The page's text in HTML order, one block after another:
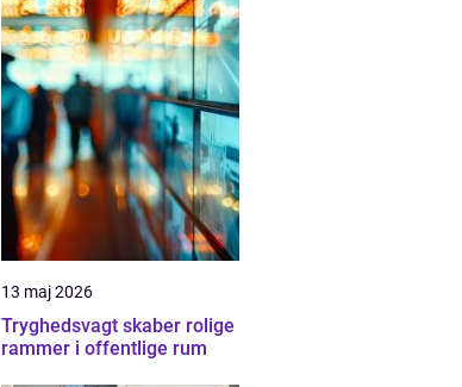
13 maj 2026
Tryghedsvagt skaber rolige
rammer i offentlige rum